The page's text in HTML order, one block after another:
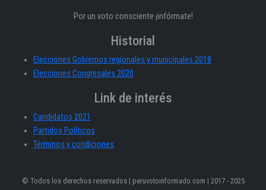
Por un voto consciente ¡infórmate!
Historial
Elecciones Gobiernos regionales y municipales 2018
Elecciones Congresales 2020
Link de interés
Candidatos 2021
Partidos Políticos
Términos y condiciones
© Todos los derechos reservados | peruvotoinformado.com | 2017 - 2025